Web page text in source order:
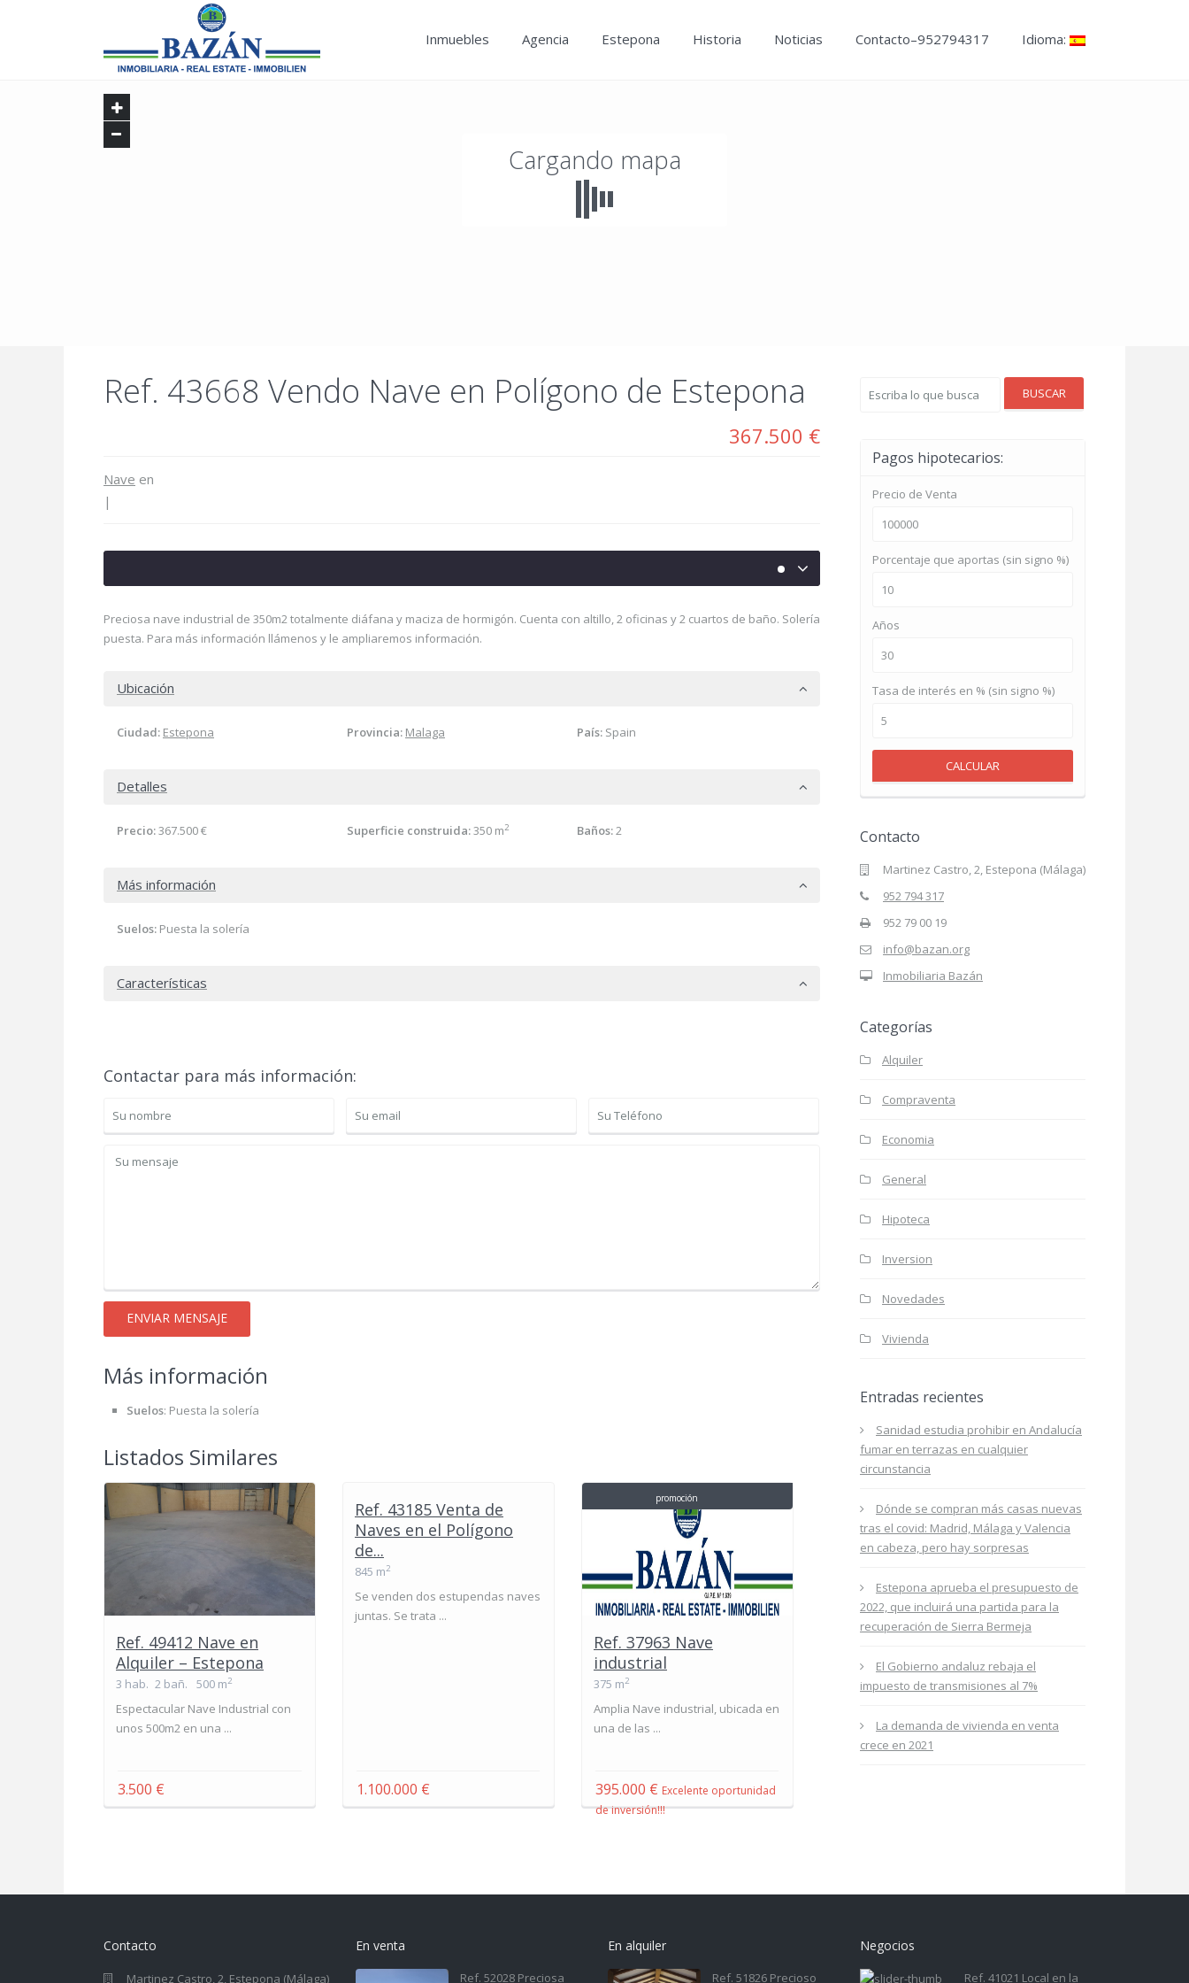
Inmuebles Agencia Estepona Historia Noticias Contacto–952794317 Idioma:
Cargando mapa
Ref. 43668 Vendo Nave en Polígono de Estepona
367.500 €
Nave en
|
Preciosa nave industrial de 350m2 totalmente diáfana y maciza de hormigón. Cuenta con altillo, 2 oficinas y 2 cuartos de baño. Solería
puesta. Para más información llámenos y le ampliaremos información.
Ubicación
Ciudad: Estepona Provincia: Malaga País:Spain
Detalles
Precio:367.500 € Superficie construida:350 m2 Baños:2
Más información
Suelos: Puesta la solería
Características
Contactar para más información:
Más información
Suelos: Puesta la solería
Listados Similares
Ref. 49412 Nave en
Alquiler – Estepona
3 hab. 2 bañ. 500 m2
Espectacular Nave Industrial con
unos 500m2 en una ...
3.500 €
Ref. 43185 Venta de
Naves en el Polígono
de...
845 m2
Se venden dos estupendas naves
juntas. Se trata ...
1.100.000 €
promoción
Ref. 37963 Nave
industrial
375 m2
Amplia Nave industrial, ubicada en
una de las ...
395.000 € Excelente oportunidad
de inversión!!!
BUSCAR
Pagos hipotecarios:
Precio de Venta
Porcentaje que aportas (sin signo %)
Años
Tasa de interés en % (sin signo %)
CALCULAR
Contacto
Martinez Castro, 2, Estepona (Málaga)
952 794 317
952 79 00 19
info@bazan.org
Inmobiliaria Bazán
Categorías
Alquiler
Compraventa
Economia
General
Hipoteca
Inversion
Novedades
Vivienda
Entradas recientes
Sanidad estudia prohibir en Andalucía
fumar en terrazas en cualquier
circunstancia
Dónde se compran más casas nuevas
tras el covid: Madrid, Málaga y Valencia
en cabeza, pero hay sorpresas
Estepona aprueba el presupuesto de
2022, que incluirá una partida para la
recuperación de Sierra Bermeja
El Gobierno andaluz rebaja el
impuesto de transmisiones al 7%
La demanda de vivienda en venta
crece en 2021
Contacto
Martinez Castro, 2, Estepona (Málaga)
En venta
Ref. 52028 Preciosa
En alquiler
Ref. 51826 Precioso
Negocios
Ref. 41021 Local en la